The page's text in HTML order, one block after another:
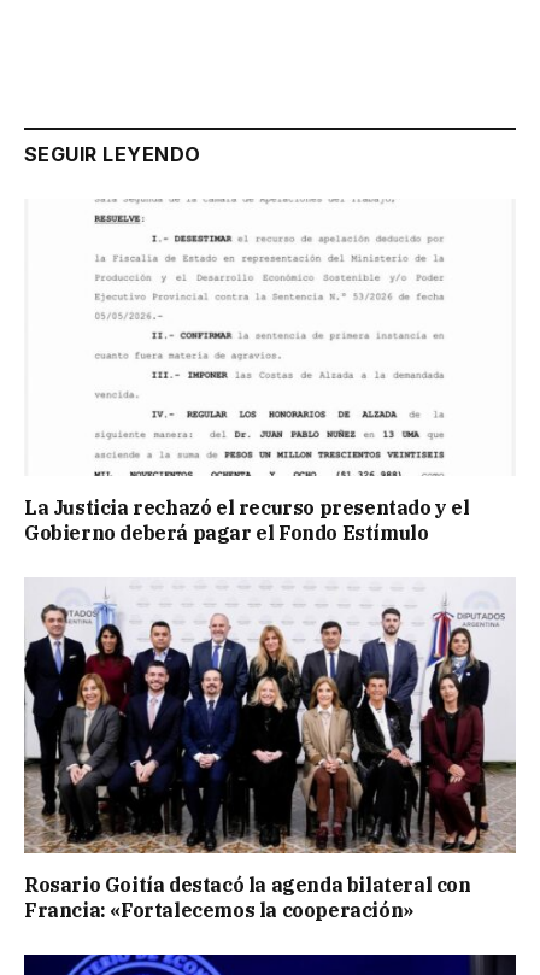
SEGUIR LEYENDO
La Justicia rechazó el recurso presentado y el
Gobierno deberá pagar el Fondo Estímulo
Rosario Goitía destacó la agenda bilateral con
Francia: «Fortalecemos la cooperación»